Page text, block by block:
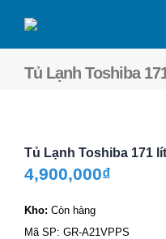
Tủ Lạnh Toshiba
Tủ Lạnh Toshiba 171
4,900,000₫
Kho: Còn hàng
Mã SP: GR-A21VPPS